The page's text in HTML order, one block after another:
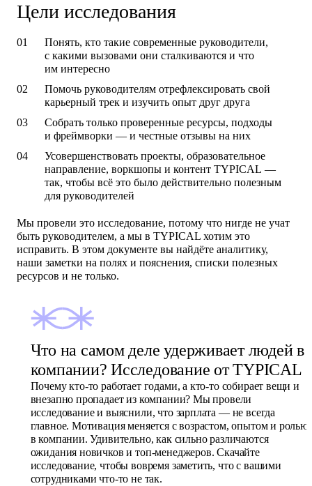
Цели исследования
Понять, кто такие современные руководители,
с какими вызовами они сталкиваются и что
им интересно
Помочь руководителям отрефлексировать свой
карьерный трек и изучить опыт друг друга
Собрать только проверенные ресурсы, подходы
и фреймворки — и честные отзывы на них
Усовершенствовать проекты, образовательное
направление, воркшопы и контент TYPICAL —
так, чтобы всё это было действительно полезным
для руководителей
Мы провели это исследование, потому что нигде не учат
быть руководителем, а мы в TYPICAL хотим это
исправить. В этом документе вы найдёте аналитику,
наши заметки на полях и пояснения, списки полезных
ресурсов и не только.
Что на самом деле удерживает людей в
компании? Исследование от TYPICAL
Почему кто-то работает годами, а кто-то собирает вещи и
внезапно пропадает из компании? Мы провели
исследование и выяснили, что зарплата — не всегда
главное. Мотивация меняется с возрастом, опытом и ролью
в компании. Удивительно, как сильно различаются
ожидания новичков и топ-менеджеров. Скачайте
исследование, чтобы вовремя заметить, что с вашими
сотрудниками что-то не так.